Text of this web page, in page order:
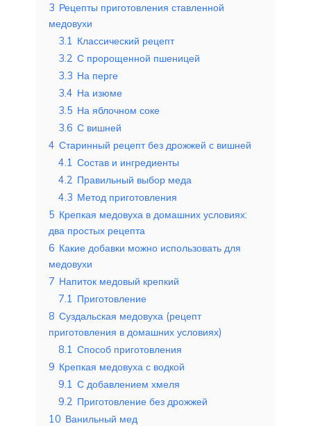
3 Рецепты приготовления ставленной
медовухи
3.1 Классический рецепт
3.2 С пророщенной пшеницей
3.3 На перге
3.4 На изюме
3.5 На яблочном соке
3.6 С вишней
4 Старинный рецепт без дрожжей с вишней
4.1 Состав и ингредиенты
4.2 Правильный выбор меда
4.3 Метод приготовления
5 Крепкая медовуха в домашних условиях:
два простых рецепта
6 Какие добавки можно использовать для
медовухи
7 Напиток медовый крепкий
7.1 Приготовление
8 Суздальская медовуха (рецепт
приготовления в домашних условиях)
8.1 Способ приготовления
9 Крепкая медовуха с водкой
9.1 С добавлением хмеля
9.2 Приготовление без дрожжей
10 Ванильный мед